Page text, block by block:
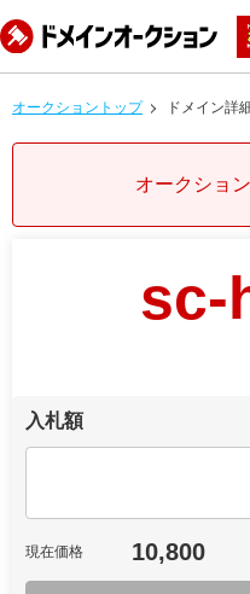
オークショントップ ドメイン詳
オークショ
sc-
入札額
現在価格 10,800